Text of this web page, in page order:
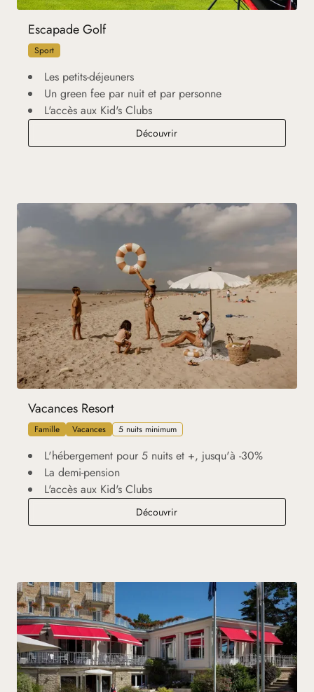
Escapade Golf
Sport
Les petits-déjeuners
Un green fee par nuit et par personne
L'accès aux Kid's Clubs
DécouvrirEscapade Golf
Vacances Resort
Famille Vacances 5 nuits minimum
L'hébergement pour 5 nuits et +, jusqu'à -30%
La demi-pension
L'accès aux Kid's Clubs
DécouvrirVacances Resort